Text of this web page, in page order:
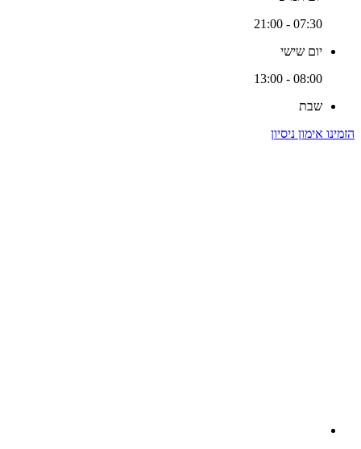
07:30 - 21:00
יום שישי
08:00 - 13:00
שבת
הזמינו אימון ניסיון